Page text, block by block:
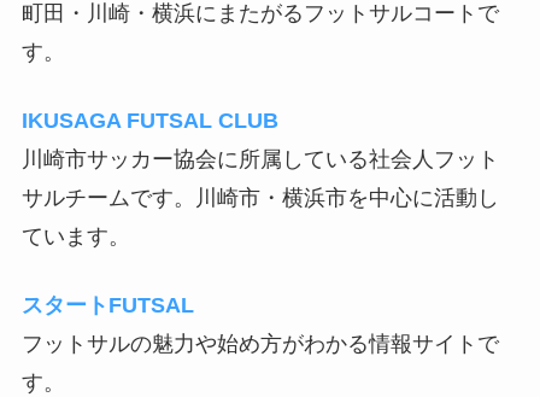
町田・川崎・横浜にまたがるフットサルコートで
す。
IKUSAGA FUTSAL CLUB
川崎市サッカー協会に所属している社会人フット
サルチームです。川崎市・横浜市を中心に活動し
ています。
スタートFUTSAL
フットサルの魅力や始め方がわかる情報サイトで
す。